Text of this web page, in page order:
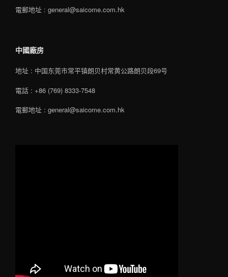
電郵地址 : general@saicome.com.hk
中國廠房
地址 : 中国东莞市常平镇朗贝村常黄公路朗贝段69号
電話 : +86 (769) 8333-7548
電郵地址 : general@saicome.com.hk